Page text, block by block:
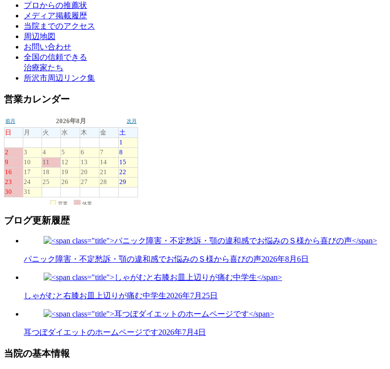
プロからの推薦状
メディア掲載履歴
当院までのアクセス
周辺地図
お問い合わせ
全国の信頼できる
治療家たち
所沢市周辺リンク集
営業カレンダー
ブログ更新履歴
パニック障害・不定愁訴・顎の違和感でお悩みのＳ様から喜びの声2026年8月6日
しゃがむと右膝お皿上辺りが痛む中学生2026年7月25日
耳つぼダイエットのホームページです2026年7月4日
当院の基本情報